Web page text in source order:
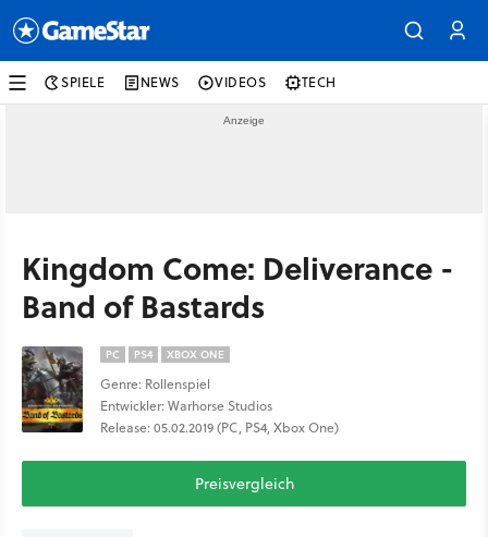
SPIELE NEWS VIDEOS TECH
Kingdom Come: Deliverance -
Band of Bastards
PC PS4 XBOX ONE
Genre: Rollenspiel
Entwickler: Warhorse Studios
Release: 05.02.2019 (PC, PS4, Xbox One)
Preisvergleich